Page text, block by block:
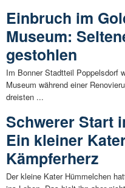
Einbruch im
Museum:
gestohlen
Im Bonner Stadtteil Poppelsdorf
Museum während einer
dreisten ...
Schwerer Start
Ein kleiner
Kämpferherz
Der kleine Kater Hümmelchen